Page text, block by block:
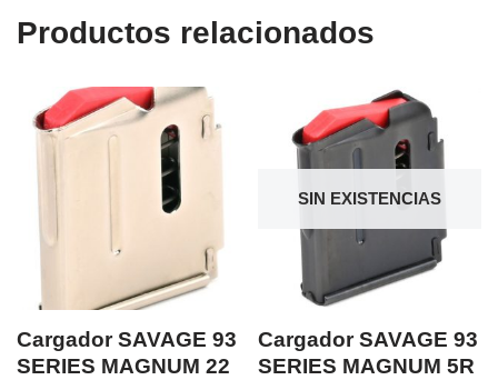
Productos relacionados
Cargador SAVAGE 93
SERIES MAGNUM 22
SIN EXISTENCIAS
Cargador SAVAGE 93
SERIES MAGNUM 5R